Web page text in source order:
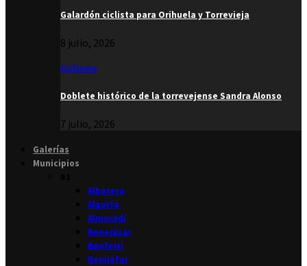
Galardón ciclista para Orihuela y Torrevieja
8 julio, 2026
Ciclismo
Doblete histórico de la torrevejense Sandra Alonso
7 julio, 2026
Galerías
Municipios
Albatera
Algorfa
Almoradí
Benejúzar
Benferri
Benijófar